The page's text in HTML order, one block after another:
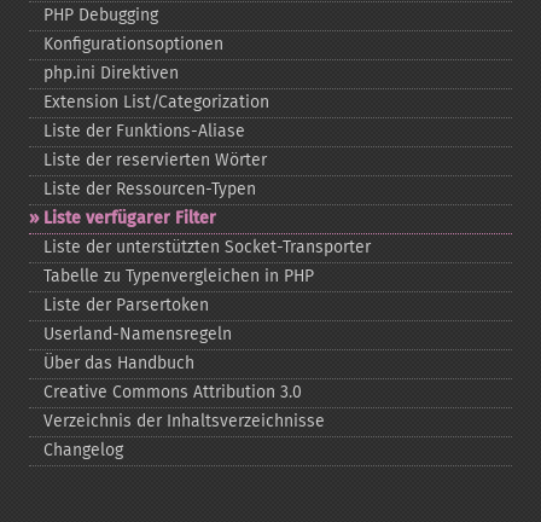
PHP Debugging
Konfigurationsoptionen
php.ini Direktiven
Extension List/Categorization
Liste der Funktions-​Aliase
Liste der reservierten Wörter
Liste der Ressourcen-​Typen
Liste verfügarer Filter
Liste der unterstützten Socket-​Transporter
Tabelle zu Typenvergleichen in PHP
Liste der Parsertoken
Userland-​Namensregeln
Über das Handbuch
Creative Commons Attribution 3.0
Verzeichnis der Inhaltsverzeichnisse
Changelog